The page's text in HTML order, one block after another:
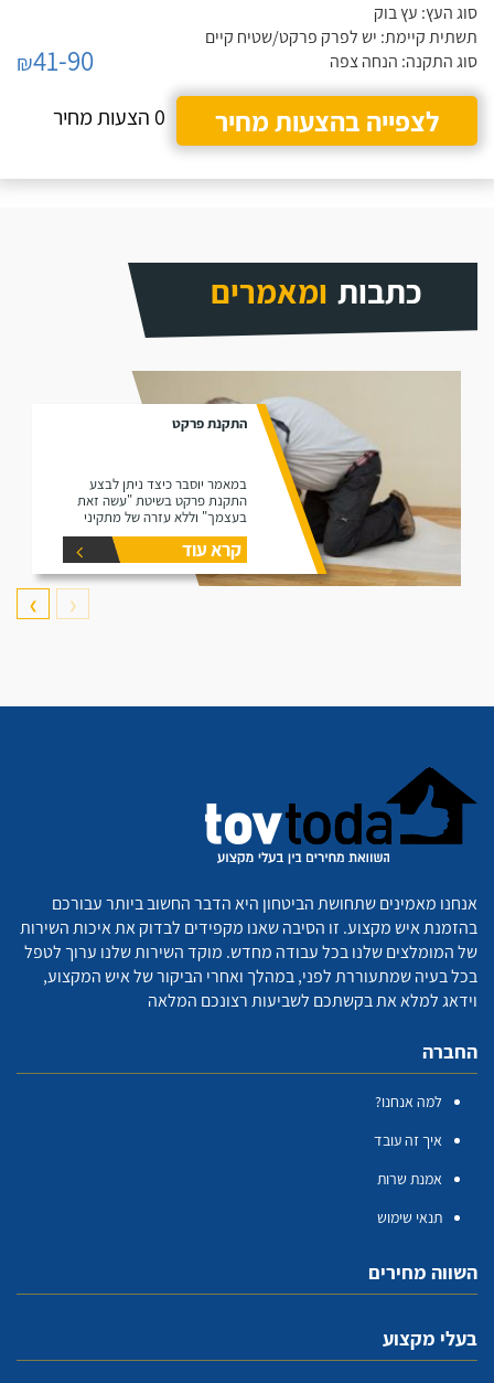
סוג העץ: עץ בוק
תשתית קיימת: יש לפרק פרקט/שטיח קיים
סוג התקנה: הנחה צפה
₪41-90
לצפייה בהצעות מחיר
0 הצעות מחיר
כתבות ומאמרים
התקנת פרקט
במאמר יוסבר כיצד ניתן לבצע
התקנת פרקט בשיטת "עשה זאת
בעצמך" וללא עזרה של מתקיני
פרקטים.
קרא עוד
❮
❯
אנחנו מאמינים שתחושת הביטחון היא הדבר החשוב ביותר עבורכם
בהזמנת איש מקצוע. זו הסיבה שאנו מקפידים לבדוק את איכות השירות
של המומלצים שלנו בכל עבודה מחדש. מוקד השירות שלנו ערוך לטפל
בכל בעיה שמתעוררת לפני, במהלך ואחרי הביקור של איש המקצוע,
וידאג למלא את בקשתכם לשביעות רצונכם המלאה
החברה
למה אנחנו?
איך זה עובד
אמנת שרות
תנאי שימוש
השווה מחירים
בעלי מקצוע